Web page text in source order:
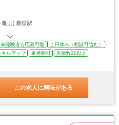
亀山) 新堂駅
未経験者も応募可能
土日休み（相談可含む）
キルアップ 車通勤可
店舗数30以上
この求人に興味がある